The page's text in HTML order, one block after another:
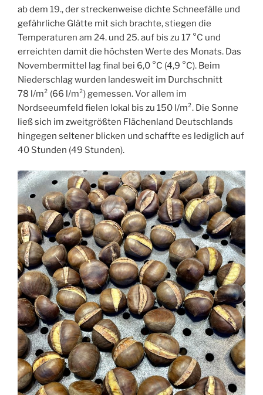
ab dem 19., der streckenweise dichte Schneefälle und
gefährliche Glätte mit sich brachte, stiegen die
Temperaturen am 24. und 25. auf bis zu 17 °C und
erreichten damit die höchsten Werte des Monats. Das
Novembermittel lag final bei 6,0 °C (4,9 °C). Beim
Niederschlag wurden landesweit im Durchschnitt
78 l/m² (66 l/m²) gemessen. Vor allem im
Nordseeumfeld fielen lokal bis zu 150 l/m². Die Sonne
ließ sich im zweitgrößten Flächenland Deutschlands
hingegen seltener blicken und schaffte es lediglich auf
40 Stunden (49 Stunden).